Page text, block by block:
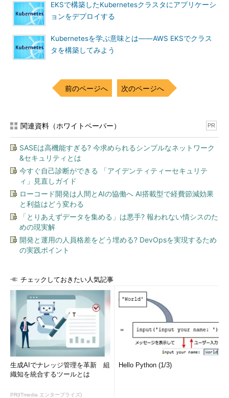
EKSで構築したKubernetesクラスタにアプリケーシ
ョンをデプロイする
Kubernetesを学ぶ意味とは――AWS EKSでクラス
タを構築してみよう
前のページへ 次のページへ
関連資料（ホワイトペーパー） PR
SASEは高機能すぎる? 今求められるシンプルなネットワーク
&セキュリティとは
今すぐ自己診断ができる 「アイデンティティーセキュリテ
ィ」見直しガイド
ローコード開発は人間とAIの協働へ AI搭載型で経費節減効果
と利益はどう変わる
「とりあえずデータを集める」は悪手? 報われない情シスのた
めの現実解
開発と運用の人員格差をどう埋める? DevOpsを実現するため
の実践ポイント
チェックしておきたい人気記事
生成AIでナレッジ管理を革新 組
織知を統合するツールとは
PR(ITmedia エンタープライズ)
Hello Python (1/3)